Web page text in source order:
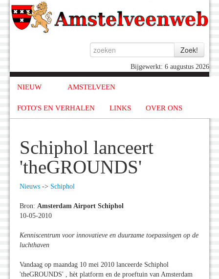
Bijgewerkt: 6 augustus 2026
NIEUW AMSTELVEEN
FOTO'S EN VERHALEN LINKS OVER ONS
Schiphol lanceert
'theGROUNDS'
Nieuws -> Schiphol
Bron: Amsterdam Airport Schiphol
10-05-2010
Kenniscentrum voor innovatieve en duurzame toepassingen op de
luchthaven
Vandaag op maandag 10 mei 2010 lanceerde Schiphol
'theGROUNDS' , hèt platform en de proeftuin van Amsterdam